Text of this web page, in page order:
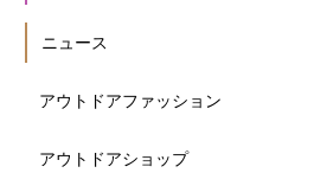
ニュース
アウトドアファッション
アウトドアショップ